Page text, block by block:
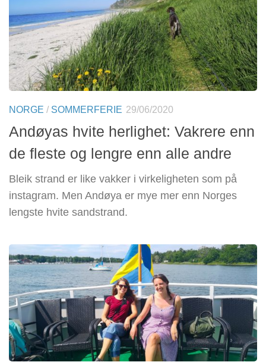
NORGE / SOMMERFERIE 29/06/2020
Andøyas hvite herlighet: Vakrere enn
de fleste og lengre enn alle andre
Bleik strand er like vakker i virkeligheten som på
instagram. Men Andøya er mye mer enn Norges
lengste hvite sandstrand.